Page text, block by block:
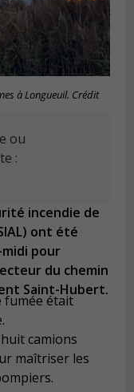
à Longueuil. Crédit
ou
:
incendie de
ont été
pour
du chemin
Saint-Hubert.
fumée était
camions
maîtriser les